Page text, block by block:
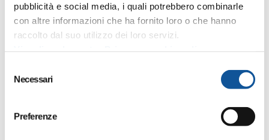
pubblicità e social media, i quali potrebbero combinarle
con altre informazioni che ha fornito loro o che hanno
raccolto dal suo utilizzo dei loro servizi.
Necessari
Preferenze
28 Febbraio 2026
Nuove assunzioni, sicurezza ed un futuro
assunzioni per garantire la continuità del servizio
APT Innovazione